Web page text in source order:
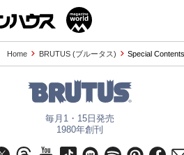
Home BRUTUS (ブルータス) Special
毎月1・15日発売
1980年創刊